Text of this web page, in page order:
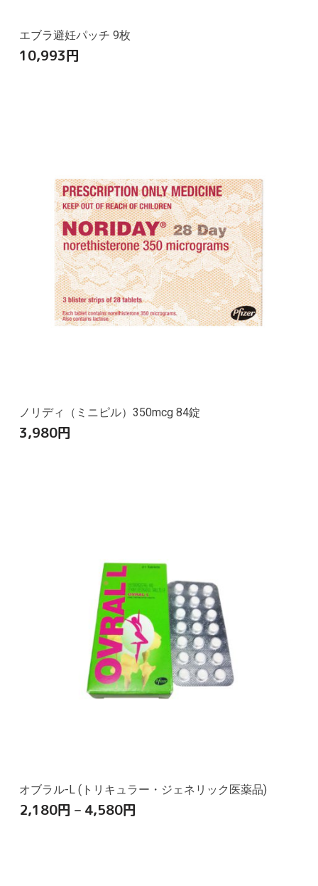
エブラ避妊パッチ 9枚
10,993円
ノリディ（ミニピル）350mcg 84錠
3,980円
オブラル-L (トリキュラー・ジェネリック医薬品)
2,180円 – 4,580円